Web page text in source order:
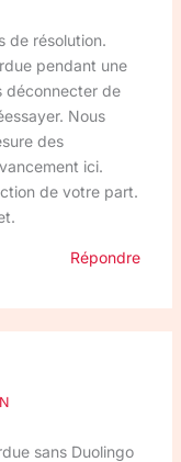
de résolution.
pendant une
déconnecter de
Nous
des
ici.
de votre part.
Répondre
sans Duolingo